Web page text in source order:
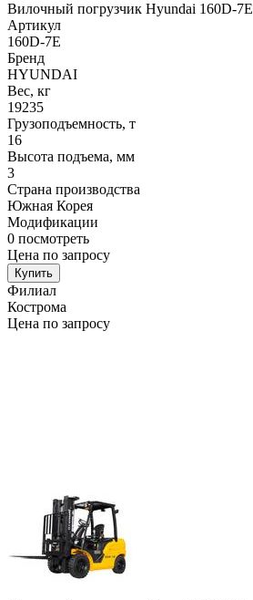
Вилочный погрузчик Hyundai 160D-7E
Артикул
160D-7E
Бренд
HYUNDAI
Вес, кг
19235
Грузоподъемность, т
16
Высота подъема, мм
3
Страна производства
Южная Корея
Модификации
0 посмотреть
Цена по запросу
Купить
Филиал
Кострома
Цена по запросу